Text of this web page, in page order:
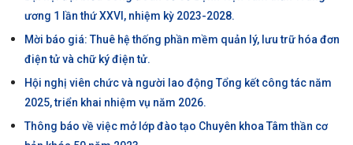
ương 1 lần thứ XXVI, nhiệm kỳ 2023-2028.
Mời báo giá: Thuê hệ thống phần mềm quản lý, lưu trữ hóa đơn
điện tử và chữ ký điện tử.
Hội nghị viên chức và người lao động Tổng kết công tác năm
2025, triển khai nhiệm vụ năm 2026.
Thông báo về việc mở lớp đào tạo Chuyên khoa Tâm thần cơ